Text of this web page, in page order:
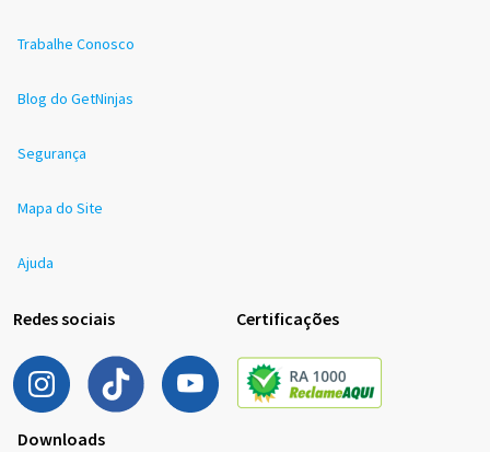
Trabalhe Conosco
Blog do GetNinjas
Segurança
Mapa do Site
Ajuda
Redes sociais Certificações
Downloads